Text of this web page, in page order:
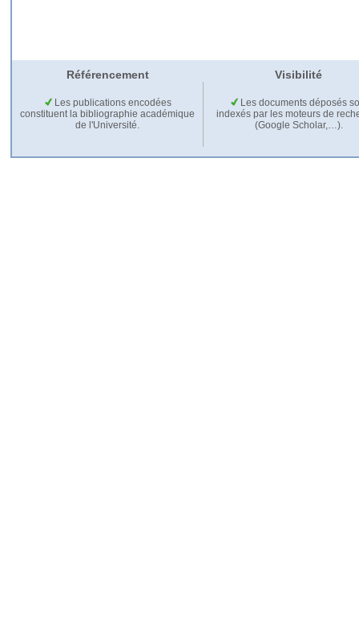
Référencement Visibilité
Les publications encodées
constituent la bibliographie académique
de l'Université.
Les documents déposés
indexés par les moteurs de
(Google Scholar,…).